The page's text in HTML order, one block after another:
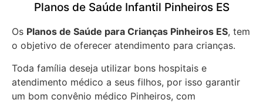
Planos de Saúde Infantil Pinheiros ES
Os Planos de Saúde para Crianças Pinheiros ES, tem
o objetivo de oferecer atendimento para crianças.
Toda família deseja utilizar bons hospitais e
atendimento médico a seus filhos, por isso garantir
um bom convênio médico Pinheiros, com